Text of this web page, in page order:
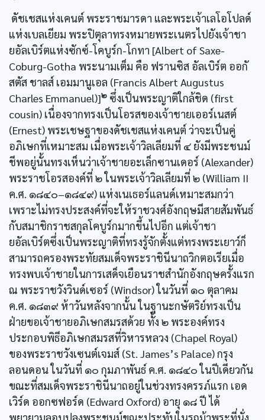
ดัชเชสแห่งเคนต์ พระราชมารดา และพระเจ้าเลโอโปลด์
แห่งเบลเยียม พระปิตุลาทรงหมายพระเนตรไปยังเจ้าชา
ยอัลเบิร์ตแห่งซักซ์-โคบูร์ก-โกทา [Albert of Saxe-
Coburg-Gotha พระนามเต็ม คือ ฟรานซิส อัลเบิร์ต ออกั
สตัส ชาลส์ เอมมานูเอล (Francis Albert Augustus
Charles Emmanuel)]๒ ซึ่งเป็นพระญาติใกล้ชิด (first
cousin) เนื่องจากทรงเป็นโอรสของเจ้าชายเออร์เนสต์
(Ernest) พระเชษฐาของดัชเชสแห่งเคนต์ ว่าจะเป็นคู่
อภิเษกที่เหมาะสม เมื่อพระเจ้าวิลเลียมที่ ๔ ยังมีพระชนม์
ชีพอยู่นั้นทรงเห็นว่าเจ้าชายอะเล็กซานเดอร์ (Alexander)
พระราชโอรสองค์ที่ ๒ ในพระเจ้าวิลเลียมที่ ๒ (William II
ค.ศ. ๑๘๔๐–๑๘๔๙) แห่งเนเธอร์แลนด์เหมาะสมกว่า
เพราะไม่ทรงประสงค์ที่จะให้ราชวงศ์อังกฤษมีสายสัมพันธ์
กับสมาชิกราชสกุลโคบูร์กมากขึ้นไปอีก แต่เจ้าชา
ยอัลเบิร์ตซึ่งเป็นพระญาติที่ทรงรู้จักตั้งแต่ทรงพระเยาว์ก็
สามารถครองพระทัยสมเด็จพระราชินีนาถวิกตอเรียเมื่อ
ทรงพบเจ้าชายในการเสด็จเยือนราชสำนักอังกฤษครั้งแรก
ณ พระราชวังวินด์เซอร์ (Windsor) ในวันที่ ๑๐ ตุลาคม
ค.ศ. ๑๘๓๙ ห้าวันหลังจากนั้น ในฐานะกษัตริย์ทรงเป็น
ฝ่ายขอเจ้าชายอภิเษกสมรสด้วย ทั้ง ๒ พระองค์ทรง
ประกอบพิธีอภิเษกสมรสที่วิหารหลวง (Chapel Royal)
ของพระราชวังเซนต์เจมส์ (St. James’s Palace) กรุง
ลอนดอน ในวันที่ ๑๐ กุมภาพันธ์ ค.ศ. ๑๘๔๐ ในปีเดียวกัน
ขณะที่สมเด็จพระราชินีนาถอยู่ในช่วงทรงครรภ์แรก เอด
เวิร์ด ออกซฟอร์ด (Edward Oxford) อายุ ๑๘ ปี ได้